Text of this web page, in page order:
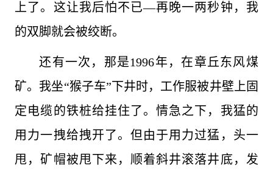
上了。这让我后怕不已—再晚一两秒钟，我
的双脚就会被绞断。
还有一次，那是1996年，在章丘东风煤
矿。我坐“猴子车”下井时，工作服被井壁上固
定电缆的铁桩给挂住了。情急之下，我猛的
用力一拽给拽开了。但由于用力过猛，头一
甩，矿帽被甩下来，顺着斜井滚落井底，发